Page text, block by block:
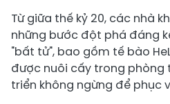
Từ giữa thế kỷ 20, các nhà
những bước đột phá đáng
"bất tử", bao gồm tế bào
được nuôi cấy trong phòng
triển không ngừng để phục